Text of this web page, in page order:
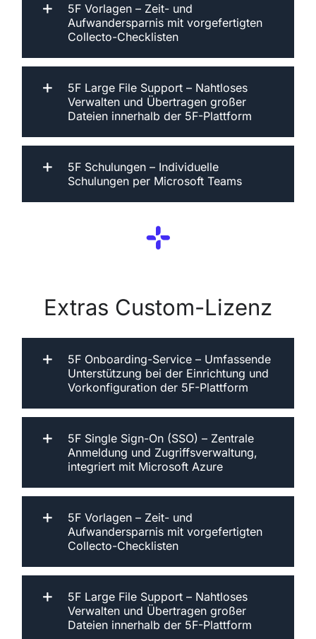
5F Vorlagen – Zeit- und
Aufwandersparnis mit vorgefertigten
Collecto-Checklisten
5F Large File Support – Nahtloses
Verwalten und Übertragen großer
Dateien innerhalb der 5F-Plattform
5F Schulungen – Individuelle
Schulungen per Microsoft Teams
Extras Custom-Lizenz
5F Onboarding-Service – Umfassende
Unterstützung bei der Einrichtung und
Vorkonfiguration der 5F-Plattform
5F Single Sign-On (SSO) – Zentrale
Anmeldung und Zugriffsverwaltung,
integriert mit Microsoft Azure
5F Vorlagen – Zeit- und
Aufwandersparnis mit vorgefertigten
Collecto-Checklisten
5F Large File Support – Nahtloses
Verwalten und Übertragen großer
Dateien innerhalb der 5F-Plattform